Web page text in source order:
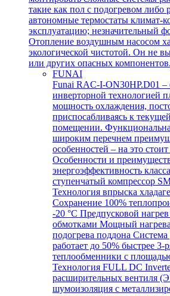
такие как пол с подогревом либо
автономные термостаты климат-
эксплуатацию; незначительный
Отопление воздушным насосом
экологической чистотой. Он не
или других опасных компонентов.
FUNAI
Funai RAC-I-ON30HP.D01 –
инверторной технологией
мощность охлаждения,
приспосабливаясь к
помещении.
широким перечнем
особенностей – на это
Особенности и
энергоэффективность
ступенчатый компрессор
Технология впрыска
Сохранение 100%
-20 °C Предпусковой
обмотками Мощный
подогрева поддона
работает до 50% быстрее 3-
теплообменники с
Технология FULL DC
расширительных вентиля
шумоизоляция с